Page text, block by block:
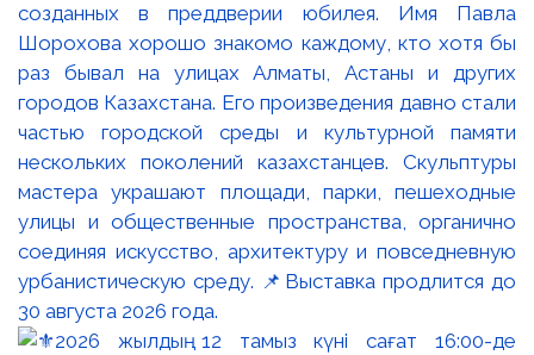
созданных в преддверии юбилея. Имя Павла
Шорохова хорошо знакомо каждому, кто хотя бы
раз бывал на улицах Алматы, Астаны и других
городов Казахстана. Его произведения давно стали
частью городской среды и культурной памяти
нескольких поколений казахстанцев. Скульптуры
мастера украшают площади, парки, пешеходные
улицы и общественные пространства, органично
соединяя искусство, архитектуру и повседневную
урбанистическую среду. 📌Выставка продлится до
30 августа 2026 года.